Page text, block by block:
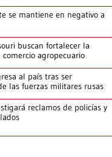
se mantiene en negativo a
buscan fortalecer la
agropecuario
al país tras ser
las fuerzas militares rusas
reclamos de policías y